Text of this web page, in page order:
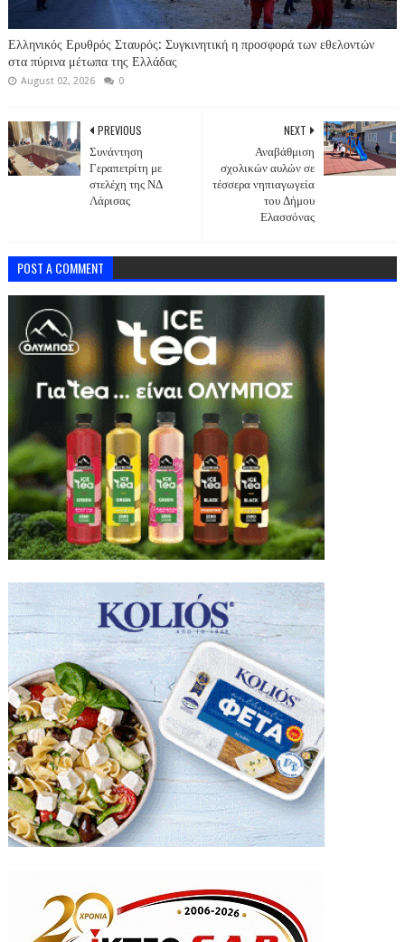
Ελληνικός Ερυθρός Σταυρός: Συγκινητική η προσφορά των εθελοντών
στα πύρινα μέτωπα της Ελλάδας
August 02, 2026 0
NEXT
Αναβάθμιση
σχολικών αυλών σε
τέσσερα νηπιαγωγεία
του Δήμου
Ελασσόνας
PREVIOUS
Συνάντηση
Γεραπετρίτη με
στελέχη της ΝΔ
Λάρισας
POST A COMMENT